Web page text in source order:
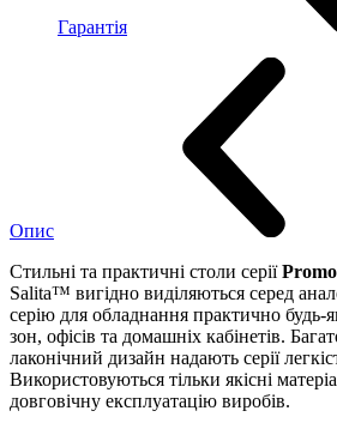
Гарантія
Опис
Стильні та практичні столи серіїPromo
Salita™ вигідно виділяються серед
серію для обладнання практично будь-
зон, офісів та домашніх кабінетів.
лаконічний дизайн надають серії
Використовуються тільки якісні
довговічну експлуатацію виробів.